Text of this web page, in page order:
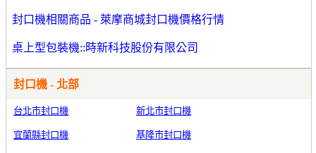
封口機相關商品 - 萊摩商城封口機價格行情
桌上型包裝機::時新科技股份有限公司
封口機 - 北部
台北市封口機 新北市封口機
宜蘭縣封口機 基隆市封口機